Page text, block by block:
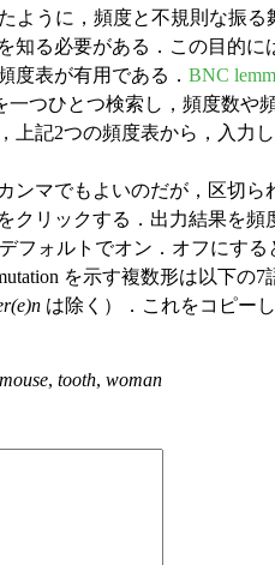
ように，頻度と不規則な振
知る必要がある．この目的に
度表が有用である． BNC
一つひとつ検索し，頻度数や
上記2つの頻度表から，入力
ンマでもよいのだが，区切ら
をクリックする．出力結果を
フォルトでオン．オフにす
を示す複数形は以下の
は除く）．これをコピー
mouse, tooth, woman